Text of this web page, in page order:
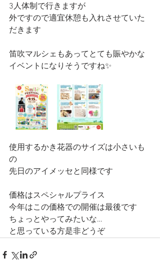
3人体制で行きますが
外ですので適宜休憩も入れさせていた
だきます
笛吹マルシェもあってとても賑やかな
イベントになりそうですね✨️
使用するかき花器のサイズは小さいも
の
先日のアイメッセと同様です
価格はスペシャルプライス
今年はこの価格での開催は最後です
ちょっとやってみたいな…
と思っている方是非どうぞ